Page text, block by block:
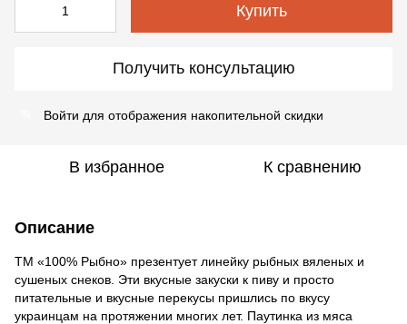
Купить
Получить консультацию
Войти для отображения накопительной скидки
В избранное К сравнению
Описание
ТМ «100% Рыбно» презентует линейку рыбных вяленых и
сушеных снеков. Эти вкусные закуски к пиву и просто
питательные и вкусные перекусы пришлись по вкусу
украинцам на протяжении многих лет. Паутинка из мяса